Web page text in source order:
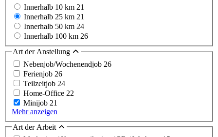
Innerhalb 10 km 21
Innerhalb 25 km 21
Innerhalb 50 km 24
Innerhalb 100 km 26
Art der Anstellung
Nebenjob/Wochenendjob 26
Ferienjob 26
Teilzeitjob 24
Home-Office 22
Minijob 21
Mehr anzeigen
Art der Arbeit